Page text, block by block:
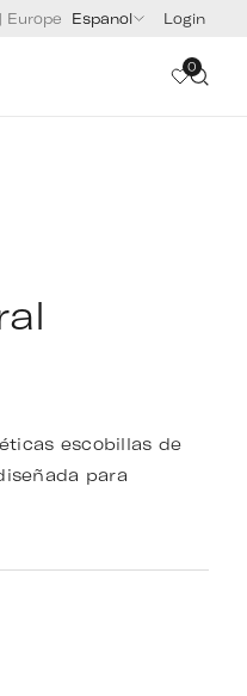
| Europe Espanol Login
0
escobillas de
para